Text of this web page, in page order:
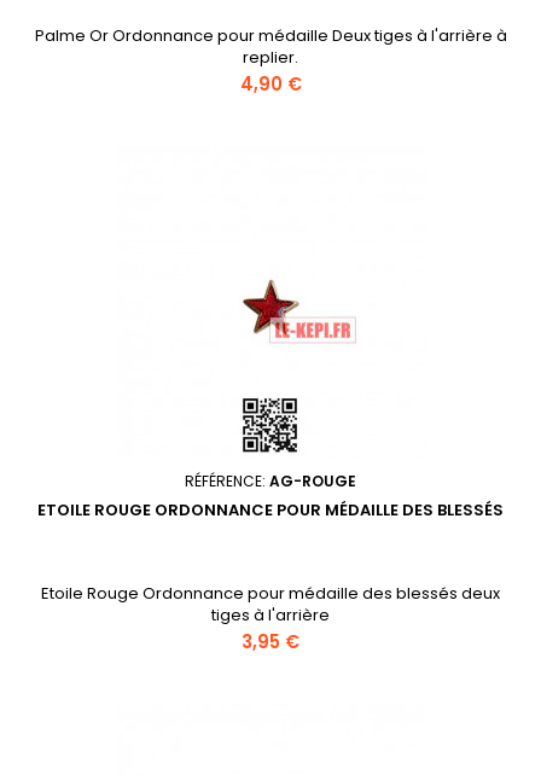
Palme Or Ordonnance pour médaille Deux tiges à l'arrière à
replier.
Prix
4,90 €
RÉFÉRENCE: AG-ROUGE
ETOILE ROUGE ORDONNANCE POUR MÉDAILLE DES BLESSÉS
Etoile Rouge Ordonnance pour médaille des blessés deux
tiges à l'arrière
Prix
3,95 €